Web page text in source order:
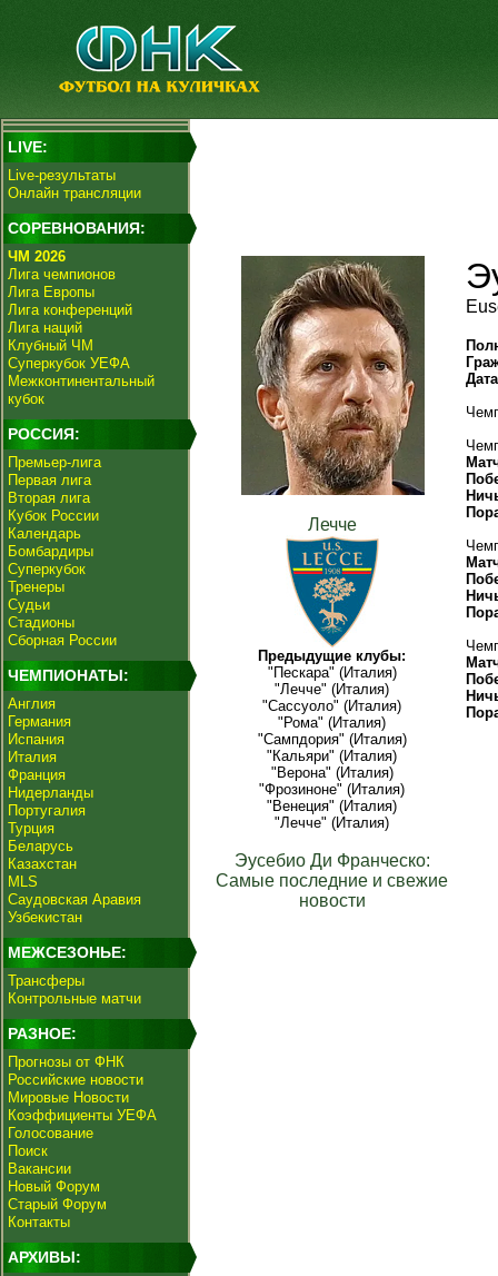
LIVE:
Live-результаты
Онлайн трансляции
СОРЕВНОВАНИЯ:
ЧМ 2026
Лига чемпионов
Лига Европы
Лига конференций
Лига наций
Клубный ЧМ
Суперкубок УЕФА
Межконтинентальный
кубок
РОССИЯ:
Премьер-лига
Первая лига
Вторая лига
Кубок России
Календарь
Бомбардиры
Суперкубок
Тренеры
Судьи
Стадионы
Сборная России
ЧЕМПИОНАТЫ:
Англия
Германия
Испания
Италия
Франция
Нидерланды
Португалия
Турция
Беларусь
Казахстан
MLS
Саудовская Аравия
Узбекистан
МЕЖСЕЗОНЬЕ:
Трансферы
Контрольные матчи
РАЗНОЕ:
Прогнозы от ФНК
Российские новости
Мировые Новости
Коэффициенты УЕФА
Голосование
Поиск
Вакансии
Новый Форум
Старый Форум
Контакты
АРХИВЫ:
Лечче
Предыдущие клубы:
"Пескара" (Италия)
"Лечче" (Италия)
"Сассуоло" (Италия)
"Рома" (Италия)
"Сампдория" (Италия)
"Кальяри" (Италия)
"Верона" (Италия)
"Фрозиноне" (Италия)
"Венеция" (Италия)
"Лечче" (Италия)
Эусебио Ди Франческо:
Самые последние и свежие
новости